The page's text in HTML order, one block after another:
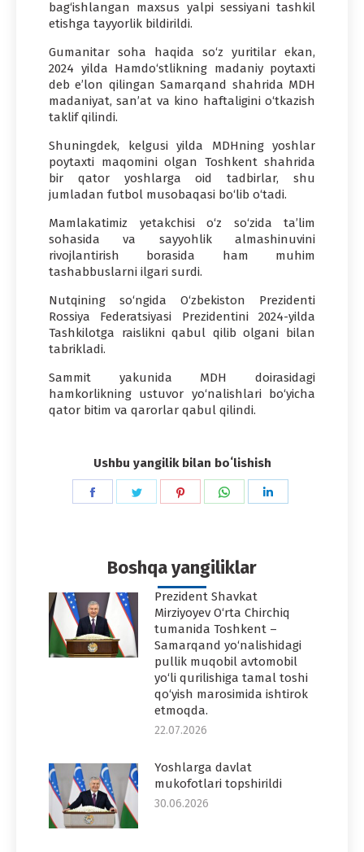
bag‘ishlangan maxsus yalpi sessiyani tashkil
etishga tayyorlik bildirildi.
Gumanitar soha haqida so‘z yuritilar ekan,
2024 yilda Hamdo‘stlikning madaniy poytaxti
deb e’lon qilingan Samarqand shahrida MDH
madaniyat, san’at va kino haftaligini o‘tkazish
taklif qilindi.
Shuningdek, kelgusi yilda MDHning yoshlar
poytaxti maqomini olgan Toshkent shahrida
bir qator yoshlarga oid tadbirlar, shu
jumladan futbol musobaqasi bo‘lib o‘tadi.
Mamlakatimiz yetakchisi o‘z so‘zida ta’lim
sohasida va sayyohlik almashinuvini
rivojlantirish borasida ham muhim
tashabbuslarni ilgari surdi.
Nutqining so‘ngida O‘zbekiston Prezidenti
Rossiya Federatsiyasi Prezidentini 2024-yilda
Tashkilotga raislikni qabul qilib olgani bilan
tabrikladi.
Sammit yakunida MDH doirasidagi
hamkorlikning ustuvor yo‘nalishlari bo‘yicha
qator bitim va qarorlar qabul qilindi.
Ushbu yangilik bilan boʻlishish
Share
Share
Share
Share
Boshqa yangiliklar
Prezident Shavkat
Mirziyoyev O‘rta Chirchiq
tumanida Toshkent –
Samarqand yo‘nalishidagi
pullik muqobil avtomobil
yo‘li qurilishiga tamal toshi
qo‘yish marosimida ishtirok
etmoqda.
22.07.2026
Yoshlarga davlat
mukofotlari topshirildi
30.06.2026